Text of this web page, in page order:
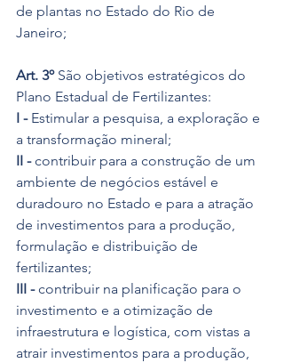
de plantas no Estado do Rio de
Janeiro;
Art. 3º São objetivos estratégicos do
Plano Estadual de Fertilizantes:
I - Estimular a pesquisa, a exploração e
a transformação mineral;
II - contribuir para a construção de um
ambiente de negócios estável e
duradouro no Estado e para a atração
de investimentos para a produção,
formulação e distribuição de
fertilizantes;
III - contribuir na planificação para o
investimento e a otimização de
infraestrutura e logística, com vistas a
atrair investimentos para a produção,